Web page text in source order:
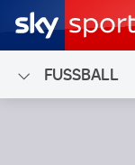
FUSSBALL